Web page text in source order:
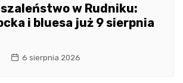
w Rudniku:
i bluesa już 9 sierpnia
6 sierpnia 2026